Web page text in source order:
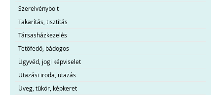
Szerelvénybolt
Takarítás, tisztítás
Társasházkezelés
Tetőfedő, bádogos
Ügyvéd, jogi képviselet
Utazási iroda, utazás
Üveg, tükör, képkeret